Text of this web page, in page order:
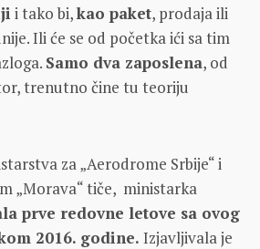
i tako bi,kao paket, prodaja ili
Ili će se od početka ići sa tim
Samo dva zaposlena, od
trenutno čine tu teoriju
za „Aerodrome Srbije“ i
„Morava“ tiče, ministarka
prve redovne letove sa ovog
2016. godine. Izjavljivala je